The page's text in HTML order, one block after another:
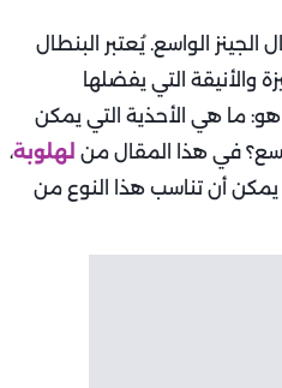
الجينز الواسع. يُعتبر البنطال
والأنيقة التي يفضلها
هو: ما هي الأحذية التي يمكن
في هذا المقال من لهلوبة،
أن تناسب هذا النوع من